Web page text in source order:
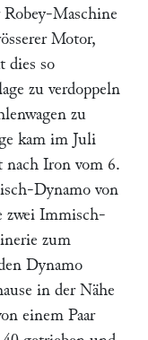
Robey-Maschine
Motor,
dies so
zu verdoppeln
zu
kam im Juli
nach Iron vom 6.
Dynamo von
zwei Immisch-
zum
Dynamo
in der Nähe
einem Paar